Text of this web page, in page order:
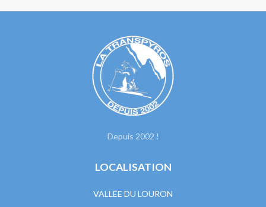
Depuis 2002 !
LOCALISATION
VALLÉE DU LOURON